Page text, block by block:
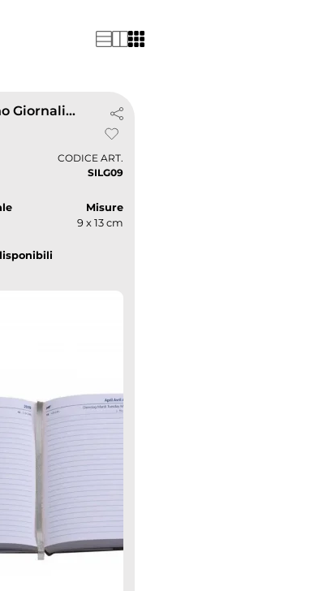
Interno Giornaliero 9x13
CODICE ART.
SILG09
Misure
9 x 13 cm